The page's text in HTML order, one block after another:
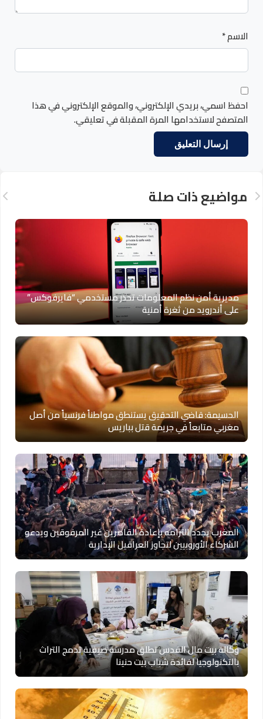
الاسم*
احفظ اسمي، بريدي الإلكتروني، والموقع الإلكتروني في هذا
المتصفح لاستخدامها المرة المقبلة في تعليقي.
مواضيع ذات صلة
مديرية أمن نظم المعلومات تحذر مستخدمي “فايرفوكس”
على أندرويد من ثغرة أمنية
الحسيمة: قاضي التحقيق يستنطق مواطناً فرنسياً من أصل
مغربي متابعاً في جريمة قتل بباريس
المغرب يجدد التزامه بإعادة القاصرين غير المرفوقين ويدعو
الشركاء الأوروبيين لتجاوز العراقيل الإدارية
وكالة بيت مال القدس تطلق مدرسة صيفية تدمج التراث
بالتكنولوجيا لفائدة شباب بيت حنينا